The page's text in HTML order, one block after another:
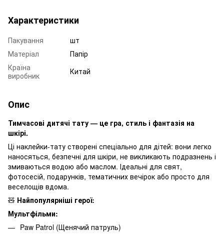
Характеристики
Пакування
шт
Матеріал
Папір
Країна
виробник
Китай
Опис
Тимчасові дитячі тату — це гра, стиль і фантазія на
шкірі.
Ці наклейки-тату створені спеціально для дітей: вони легко
наносяться, безпечні для шкіри, не викликають подразнень і
змиваються водою або маслом. Ідеальні для свят,
фотосесій, подарунків, тематичних вечірок або просто для
веселощів вдома.
🧸 Найпопулярніші герої:
Мультфільми:
Paw Patrol (Щенячий патруль)